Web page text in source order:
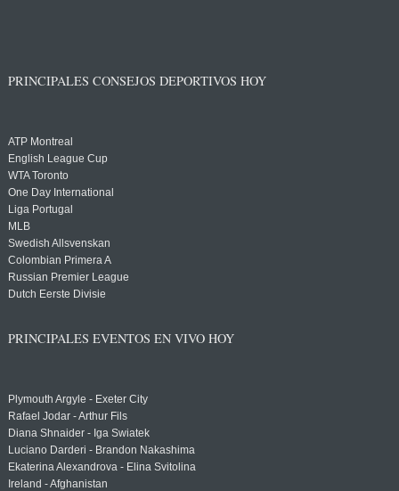
PRINCIPALES CONSEJOS DEPORTIVOS HOY
ATP Montreal
English League Cup
WTA Toronto
One Day International
Liga Portugal
MLB
Swedish Allsvenskan
Colombian Primera A
Russian Premier League
Dutch Eerste Divisie
PRINCIPALES EVENTOS EN VIVO HOY
Plymouth Argyle - Exeter City
Rafael Jodar - Arthur Fils
Diana Shnaider - Iga Swiatek
Luciano Darderi - Brandon Nakashima
Ekaterina Alexandrova - Elina Svitolina
Ireland - Afghanistan